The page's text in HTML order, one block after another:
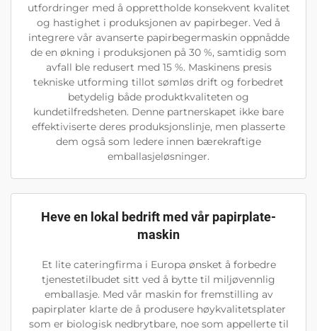
utfordringer med å opprettholde konsekvent kvalitet
og hastighet i produksjonen av papirbeger. Ved å
integrere vår avanserte papirbegermaskin oppnådde
de en økning i produksjonen på 30 %, samtidig som
avfall ble redusert med 15 %. Maskinens presis
tekniske utforming tillot sømløs drift og forbedret
betydelig både produktkvaliteten og
kundetilfredsheten. Denne partnerskapet ikke bare
effektiviserte deres produksjonslinje, men plasserte
dem også som ledere innen bærekraftige
emballasjeløsninger.
Heve en lokal bedrift med vår papirplate-
maskin
Et lite cateringfirma i Europa ønsket å forbedre
tjenestetilbudet sitt ved å bytte til miljøvennlig
emballasje. Med vår maskin for fremstilling av
papirplater klarte de å produsere høykvalitetsplater
som er biologisk nedbrytbare, noe som appellerte til